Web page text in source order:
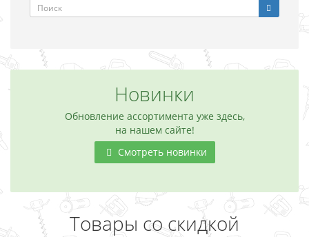
Новинки
Обновление ассортимента уже здесь,
на нашем сайте!
Смотреть новинки
Товары со скидкой